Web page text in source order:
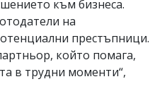
към бизнеса.
на
престъпници.
който помага,
в трудни моменти“,